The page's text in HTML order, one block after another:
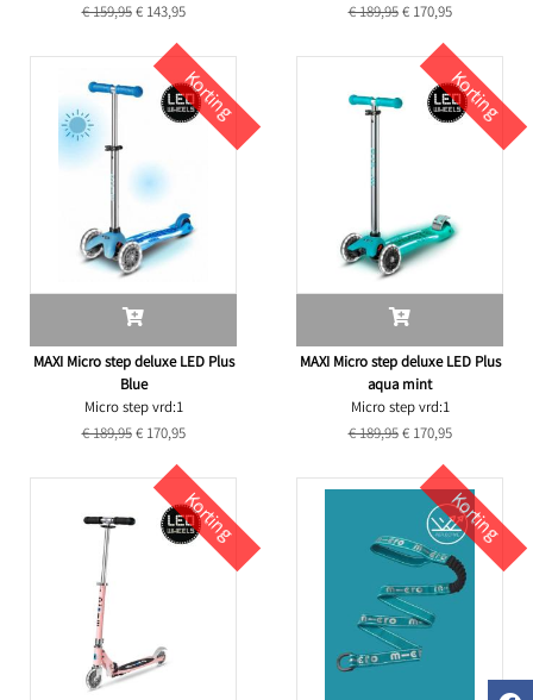
€ 159,95€ 143,95
€ 189,95€ 170,95
Korting
MAXI Micro step deluxe LED Plus
Blue
Micro step vrd:1
€ 189,95€ 170,95
Korting
MAXI Micro step deluxe LED Plus
aqua mint
Micro step vrd:1
€ 189,95€ 170,95
Korting Korting